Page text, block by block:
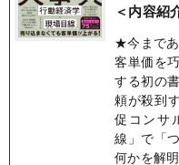
＜内容紹
★今まで
客単価を
する初の
頼が殺到
促コンサ
線」で「
何かを解明